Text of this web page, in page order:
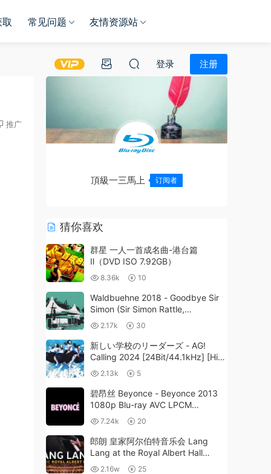
常见问题 友情资源站
登录 注册
推广
頂級一三馬上 订阅者
猜你喜欢
群星 一人一首成名曲-港台篇
Ⅱ（DVD ISO 7.92GB）
8.36k 10
Waldbuehne 2018 - Goodbye Sir
Simon (Sir Simon Rattle,
Magdalena Kozena) 2018 [BDMV
31.6GB]
2.17k 30
新しい学校のリーダーズ - AG!
Calling 2024 [24Bit/44.1kHz] [Hi-
Res Flac 393MB]
2.13k 5
碧昂丝 Beyonce - Beyonce 2013
1080p Blu-ray AVC LPCM
5.1《BDMV 21.2GB》
7.24k 20
郎朗 皇家阿尔伯特音乐会 Lang
Lang at the Royal Albert Hall
2013《ISO 40.1G》
2.16w 25